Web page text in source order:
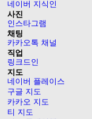
네이버 지식인
사진
인스타그램
채팅
카카오톡 채널
직업
링크드인
지도
네이버 플레이스
구글 지도
카카오 지도
티 지도